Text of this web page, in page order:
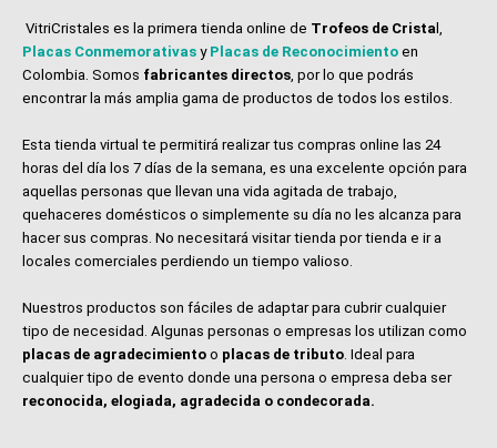
VitriCristales es la primera tienda online de Trofeos de Crista
Placas Conmemorativas y Placas de Reconocimiento en
Colombia. Somos fabricantes directos , por lo que podrás
encontrar la más amplia gama de productos de todos los estilos.
Esta tienda virtual te permitirá realizar tus compras online las 24
horas del día los 7 días de la semana, es una excelente opción para
aquellas personas que llevan una vida agitada de trabajo,
quehaceres domésticos o simplemente su día no les alcanza para
hacer sus compras. No necesitará visitar tienda por tienda e ir a
locales comerciales perdiendo un tiempo valioso.
Nuestros productos son fáciles de adaptar para cubrir cualquier
tipo de necesidad. Algunas personas o empresas los utilizan como
placas de agradecimiento o placas de tributo . Ideal para
cualquier tipo de evento donde una persona o empresa deba ser
reconocida, elogiada, agradecida o condecorada.